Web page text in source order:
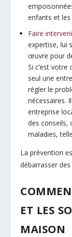
enfants et
Faire
expertise, lui
œuvre pour
Si c’est
seul une
régler le
nécessaires.
entreprise
des conseils,
maladies,
La prévention
débarrasser
ET LES
MAISON